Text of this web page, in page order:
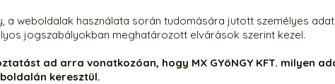
a weboldalak használata során tudomására jutott személyes
jogszabályokban meghatározott elvárások szerint kezel.
ad arra vonatkozóan, hogy MX GYöNGY KFT. milyen
keresztül.